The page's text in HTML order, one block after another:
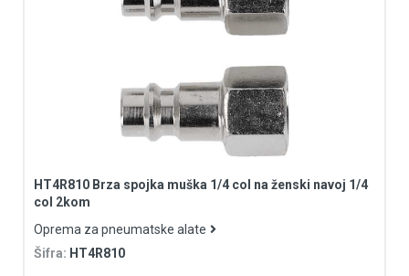
HT4R810 Brza spojka muška 1/4 col na ženski navoj 1/4
col 2kom
Oprema za pneumatske alate
Šifra: HT4R810